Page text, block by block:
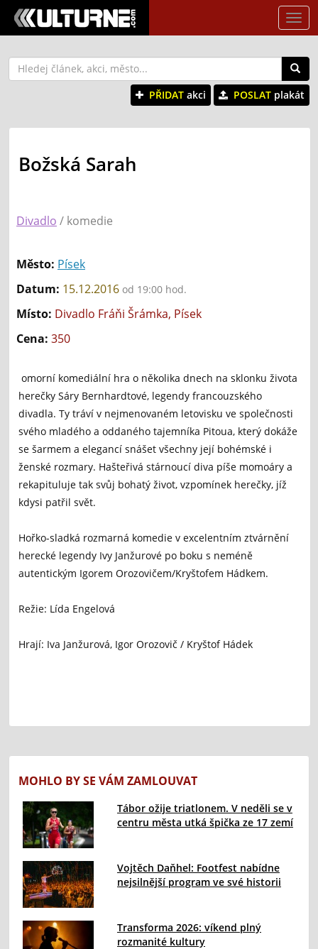
PŘIDAT akci POSLAT plakát
Božská Sarah
Divadlo / komedie
Město: Písek
Datum: 15.12.2016 od 19:00 hod.
Místo: Divadlo Fráňi Šrámka, Písek
Cena: 350
omorní komediální hra o několika dnech na sklonku života
herečky Sáry Bernhardtové, legendy francouzského
divadla. Ty tráví v nejmenovaném letovisku ve společnosti
svého mladého a oddaného tajemníka Pitoua, který dokáže
se šarmem a elegancí snášet všechny její bohémské i
ženské rozmary. Hašteřivá stárnoucí diva píše momoáry a
rekapituluje tak svůj bohatý život, vzpomínek herečky, jíž
kdysi patřil svět.
Hořko-sladká rozmarná komedie v excelentním ztvárnění
herecké legendy Ivy Janžurové po boku s neméně
autentickým Igorem Orozovičem/Kryštofem Hádkem.
Režie: Lída Engelová
Hrají: Iva Janžurová, Igor Orozovič / Kryštof Hádek
MOHLO BY SE VÁM ZAMLOUVAT
Tábor ožije triatlonem. V neděli se v
centru města utká špička ze 17 zemí
Vojtěch Daňhel: Footfest nabídne
nejsilnější program ve své historii
Transforma 2026: víkend plný
rozmanité kultury